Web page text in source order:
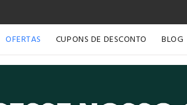
OFERTAS CUPONS DE DESCONTO BLOG